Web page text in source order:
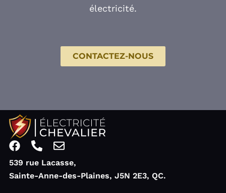
électricité.
CONTACTEZ-NOUS
F
c
e
P
o
n
E
v
e
539 rue Lacasse,
Sainte-Anne-des-Plaines, J5N 2E3, QC.